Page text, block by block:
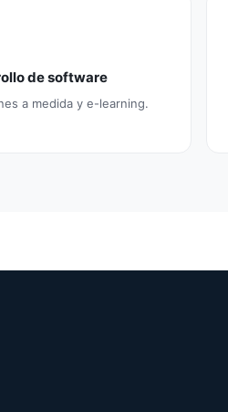
de software
a medida y e-learning.